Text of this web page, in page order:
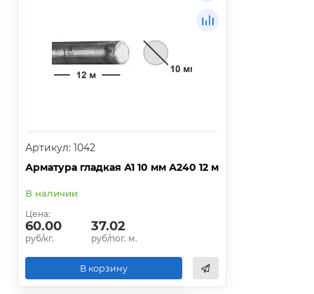
Артикул: 1042
Арматура гладкая А1 10 мм А240 12 м
В наличии
Цена:
60.00
руб/кг.
37.02
руб/пог. м.
В корзину